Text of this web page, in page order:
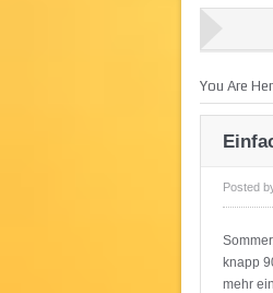
You Are
Posted
knapp
mehr